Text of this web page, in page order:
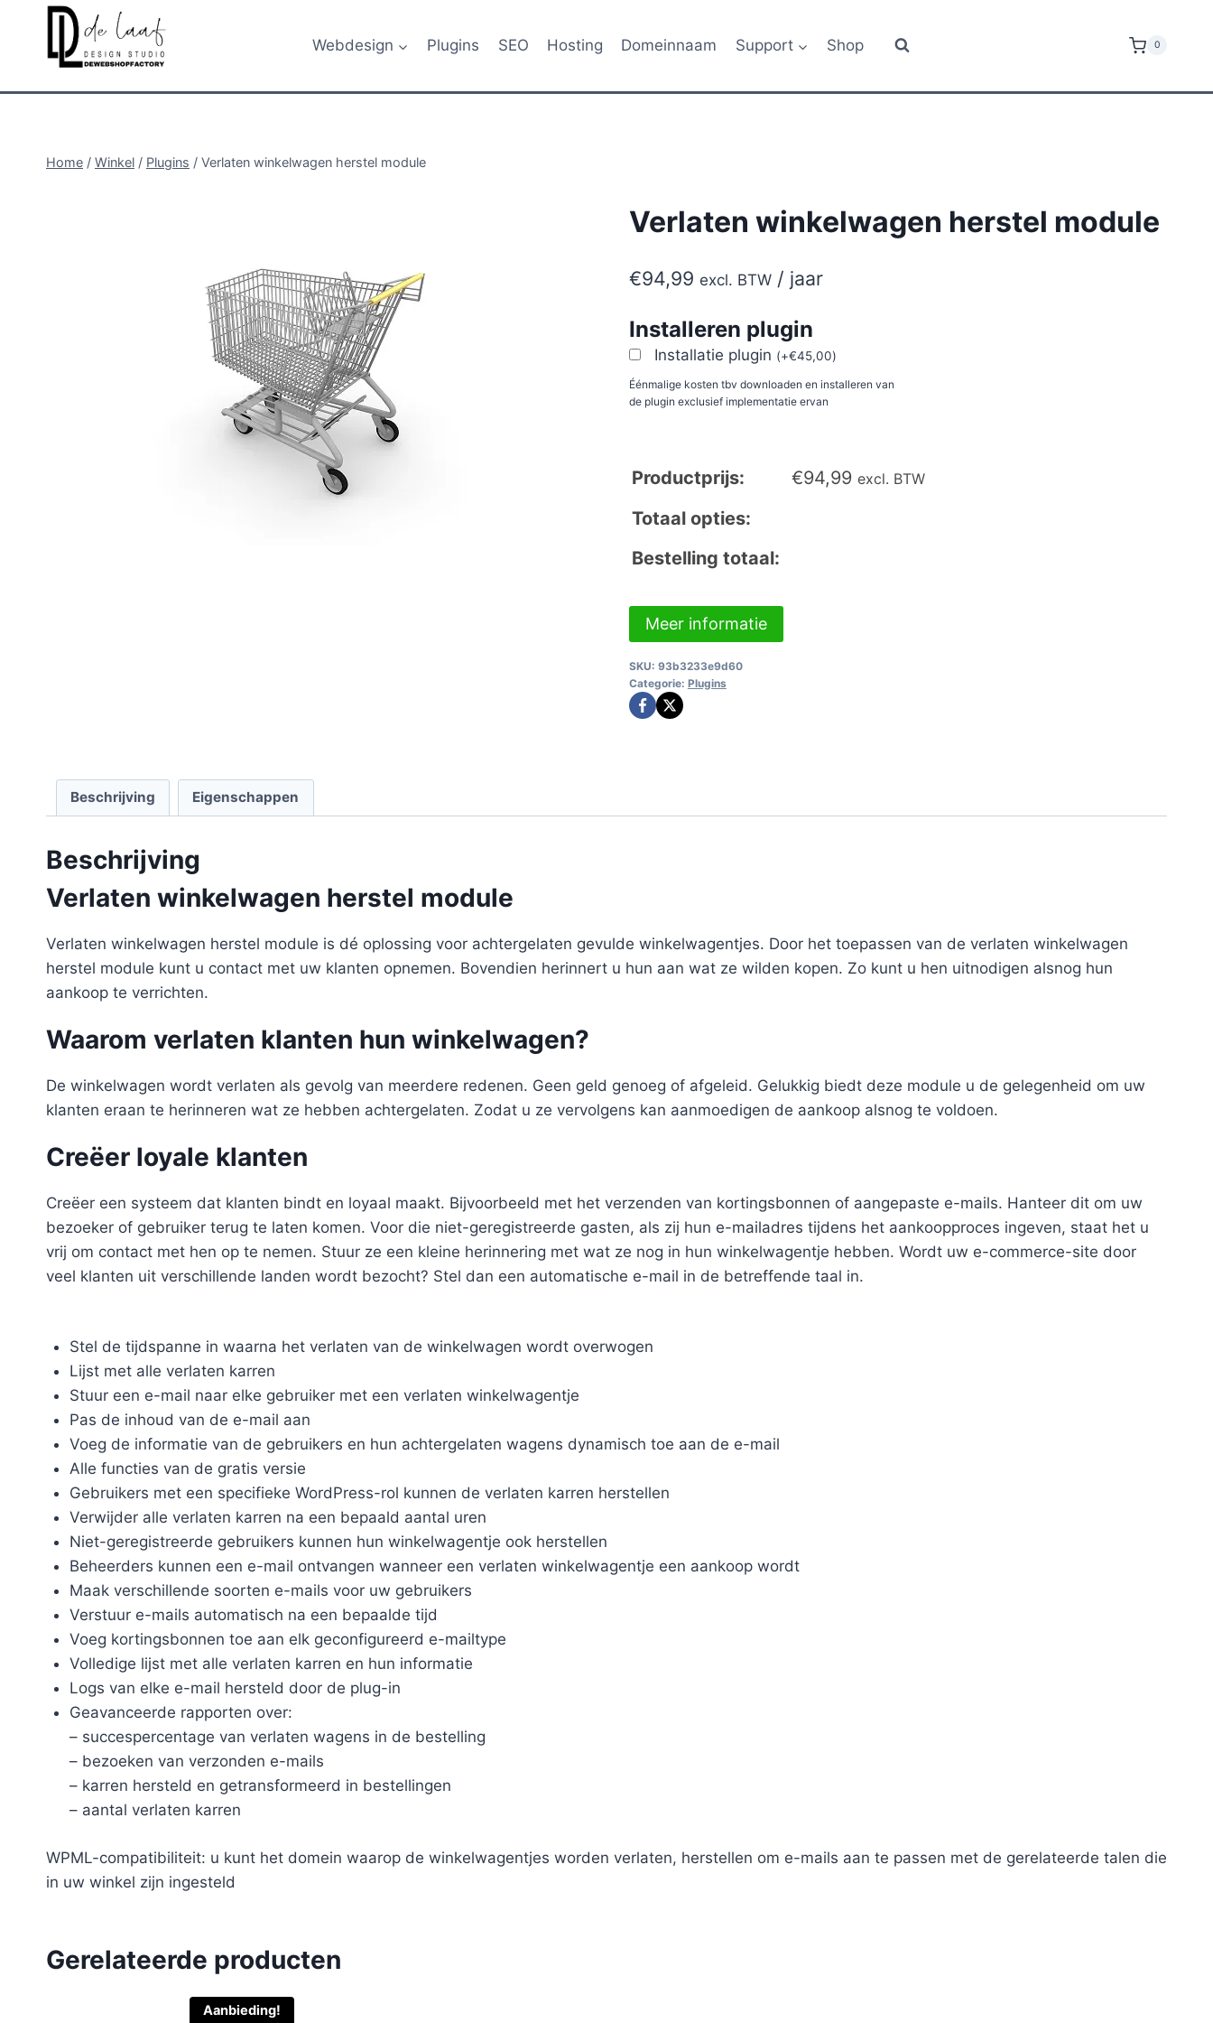
Doorgaan
inhoud
Webdesign Plugins SEO Hosting Domeinnaam Support Shop 0
Home / Winkel / Plugins / Verlaten winkelwagen herstel module
Verlaten winkelwagen herstel module
€94,99 excl. BTW/ jaar
Installeren plugin
Installatie plugin (+€45,00)
Éénmalige kosten tbv downloaden en installeren van
de plugin exclusief implementatie ervan
Productprijs: €94,99 excl. BTW
Totaal opties:
Bestelling totaal:
Meer informatie
SKU: 93b3233e9d60
Categorie: Plugins
Beschrijving Eigenschappen
Beschrijving
Verlaten winkelwagen herstel module
Verlaten winkelwagen herstel module is dé oplossing voor achtergelaten gevulde winkelwagentjes. Door het toepassen van de verlaten winkelwagen
herstel module kunt u contact met uw klanten opnemen. Bovendien herinnert u hun aan wat ze wilden kopen. Zo kunt u hen uitnodigen alsnog hun
aankoop te verrichten.
Waarom verlaten klanten hun winkelwagen?
De winkelwagen wordt verlaten als gevolg van meerdere redenen. Geen geld genoeg of afgeleid. Gelukkig biedt deze module u de gelegenheid om uw
klanten eraan te herinneren wat ze hebben achtergelaten. Zodat u ze vervolgens kan aanmoedigen de aankoop alsnog te voldoen.
Creëer loyale klanten
Creëer een systeem dat klanten bindt en loyaal maakt. Bijvoorbeeld met het verzenden van kortingsbonnen of aangepaste e-mails. Hanteer dit om uw
bezoeker of gebruiker terug te laten komen. Voor die niet-geregistreerde gasten, als zij hun e-mailadres tijdens het aankoopproces ingeven, staat het u
vrij om contact met hen op te nemen. Stuur ze een kleine herinnering met wat ze nog in hun winkelwagentje hebben. Wordt uw e-commerce-site door
veel klanten uit verschillende landen wordt bezocht? Stel dan een automatische e-mail in de betreffende taal in.
Stel de tijdspanne in waarna het verlaten van de winkelwagen wordt overwogen
Lijst met alle verlaten karren
Stuur een e-mail naar elke gebruiker met een verlaten winkelwagentje
Pas de inhoud van de e-mail aan
Voeg de informatie van de gebruikers en hun achtergelaten wagens dynamisch toe aan de e-mail
Alle functies van de gratis versie
Gebruikers met een specifieke WordPress-rol kunnen de verlaten karren herstellen
Verwijder alle verlaten karren na een bepaald aantal uren
Niet-geregistreerde gebruikers kunnen hun winkelwagentje ook herstellen
Beheerders kunnen een e-mail ontvangen wanneer een verlaten winkelwagentje een aankoop wordt
Maak verschillende soorten e-mails voor uw gebruikers
Verstuur e-mails automatisch na een bepaalde tijd
Voeg kortingsbonnen toe aan elk geconfigureerd e-mailtype
Volledige lijst met alle verlaten karren en hun informatie
Logs van elke e-mail hersteld door de plug-in
Geavanceerde rapporten over:
– succespercentage van verlaten wagens in de bestelling
– bezoeken van verzonden e-mails
– karren hersteld en getransformeerd in bestellingen
– aantal verlaten karren
WPML-compatibiliteit: u kunt het domein waarop de winkelwagentjes worden verlaten, herstellen om e-mails aan te passen met de gerelateerde talen die
in uw winkel zijn ingesteld
Gerelateerde producten
Aanbieding!